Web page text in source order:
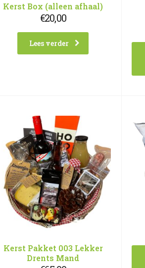
Kerst Box (alleen afhaal)
€20,00
Lees verder
Kerst Pakket 003 Lekker
Drents Mand